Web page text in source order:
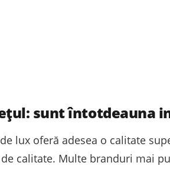
sunt întotdeauna
lux oferă adesea o calitate
calitate. Multe branduri mai